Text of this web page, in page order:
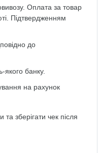
Оплата за товар
Підтвердженням
до
якого банку.
на рахунок
та зберігати чек після